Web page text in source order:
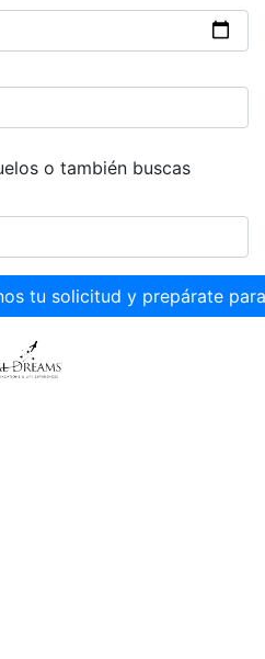
o también buscas
tu solicitud y prepárate